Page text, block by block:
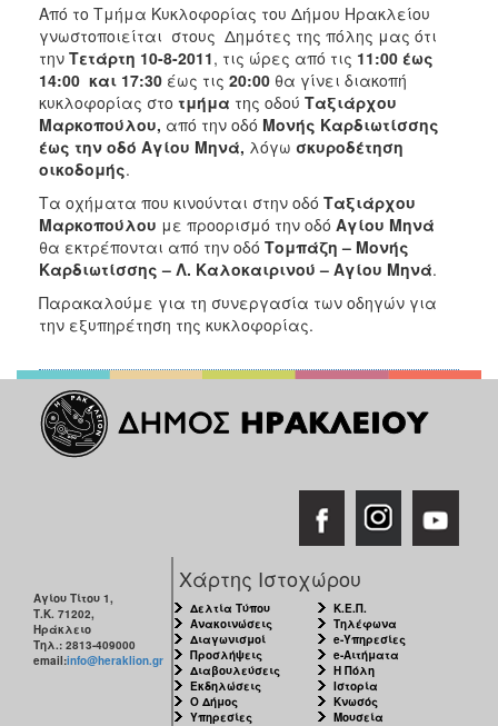
2019
2018
2017
2016
2015
2013
2012
2011
2010
2006
ΤΟΠΟΣ
Από το Τμήμα Κυκλοφορίας του Δήμου Ηρακλείου
γνωστοποιείται στους Δημότες της πόλης μας ότι
την Τετάρτη 10-8-2011, τις ώρες από τις 11:00 έως
14:00 και 17:30 έως τις 20:00 θα γίνει διακοπή
κυκλοφορίας στο τμήμα της οδού Ταξιάρχου
Μαρκοπούλου, από την οδό Μονής Καρδιωτίσσης
έως την οδό Αγίου Μηνά, λόγω σκυροδέτηση
οικοδομής.
Τα οχήματα που κινούνται στην οδό Ταξιάρχου
Μαρκοπούλου με προορισμό την οδό Αγίου Μηνά
θα εκτρέπονται από την οδό Τομπάζη – Μονής
Καρδιωτίσσης – Λ. Καλοκαιρινού – Αγίου Μηνά.
Παρακαλούμε για τη συνεργασία των οδηγών για
την εξυπηρέτηση της κυκλοφορίας.
Αγίου Τίτου 1,
Τ.Κ. 71202,
Ηράκλειο
Τηλ.: 2813-409000
email:info@heraklion.gr
Χάρτης Ιστοχώρου
Δελτία Τύπου
Ανακοινώσεις
Διαγωνισμοί
Προσλήψεις
Διαβουλεύσεις
Εκδηλώσεις
Ο Δήμος
Υπηρεσίες
Κ.Ε.Π.
Τηλέφωνα
e-Υπηρεσίες
e-Αιτήματα
Η Πόλη
Ιστορία
Κνωσός
Μουσεία